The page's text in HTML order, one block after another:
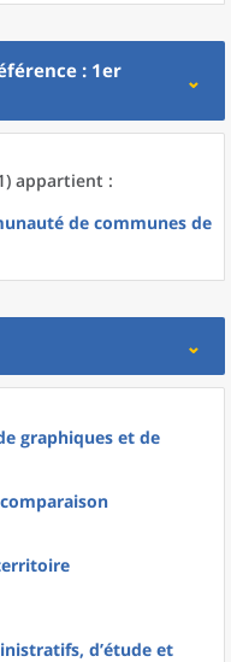
: 1er
appartient :
de communes de
graphiques et de
d’étude et